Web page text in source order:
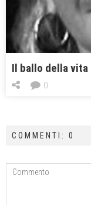
Il ballo della vita
0
COMMENTI: 0